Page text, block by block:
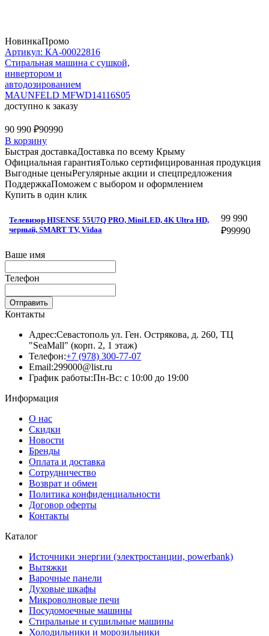
НовинкаПромо
Артикул: КА-00022816
Стиральная машина c сушкой,
инвертором и
автодозированием
MAUNFELD MFWD14116S05
доступно к заказу
90 990 ₽90990
В корзину
Быстрая доставкаДоставка по всему Крыму
Официальная гарантияТолько сертифицированная продукция
Выгодные ценыРегулярные акции и спецпредложения
ПоддержкаПоможем с выбором и оформлением
Купить в один клик
Телевизор HISENSE 55U7Q PRO, MiniLED, 4K Ultra HD,
черный, SMART TV, Vidaa
99 990
₽99990
Ваше имя
Телефон
Отправить
Контакты
Адрес:Севастополь ул. Ген. Острякова, д. 260, ТЦ
"SeaMall" (корп. 2, 1 этаж)
Телефон:+7 (978) 300-77-07
Email:299000@list.ru
График работы:Пн-Вс: с 10:00 до 19:00
Информация
О нас
Скидки
Новости
Бренды
Оплата и доставка
Сотрудничество
Возврат и обмен
Политика конфиденциальности
Договор оферты
Контакты
Каталог
Источники энергии (электростанции, powerbank)
Вытяжки
Варочные панели
Духовые шкафы
Микроволновые печи
Посудомоечные машины
Стиральные и сушильные машины
Холодильники и морозильники